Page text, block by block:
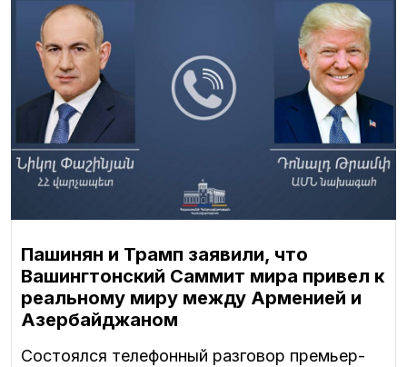
Пашинян и Трамп заявили, что
Вашингтонский Саммит мира привел к
реальному миру между Арменией и
Азербайджаном
Состоялся телефонный разговор премьер-